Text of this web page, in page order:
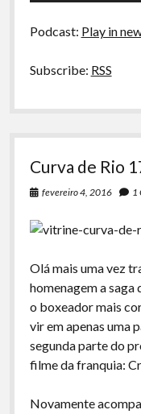
Muito
Podcast: Play in
Subscribe: RSS
Curva de Rio
fevereiro 4, 2016 1
Olá mais uma vez
homenagem a
o boxeador mais
vir em apenas uma
segunda parte do
filme da franquia:
Novamente